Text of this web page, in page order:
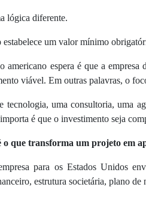
lógica diferente.
estabelece um valor mínimo
americano espera é que a empresa
viável. Em outras palavras, o
tecnologia, uma consultoria, uma
é que o investimento seja
o que transforma um projeto em
para os Estados Unidos
estrutura societária, plano